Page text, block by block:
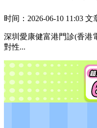
时间：2026-06-10 11:03
深圳愛康健富港門診(香港
對性...